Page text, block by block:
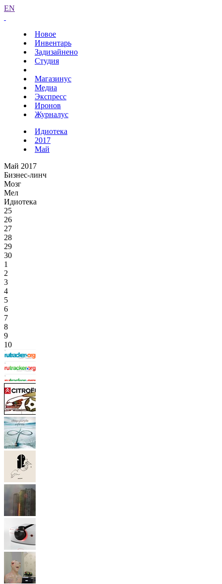
EN
Новое
Инвентарь
Задизайнено
Студия
Магазинус
Медиа
Экспресс
Иронов
Журналус
Идиотека
2017
Май
Май 2017
Бизнес-линч
Мозг
Мел
Идиотека
25
26
27
28
29
30
1
2
3
4
5
6
7
8
9
10